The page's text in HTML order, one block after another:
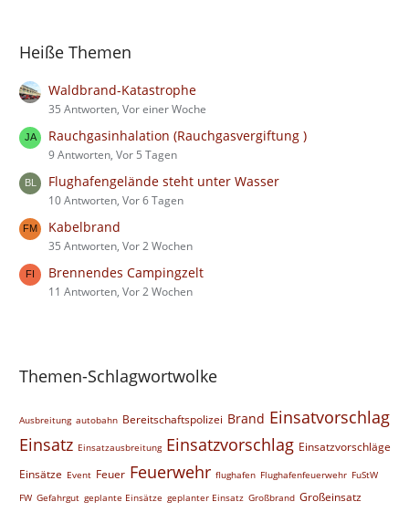
Heiße Themen
Waldbrand-Katastrophe
35 Antworten, Vor einer Woche
Rauchgasinhalation (Rauchgasvergiftung )
9 Antworten, Vor 5 Tagen
Flughafengelände steht unter Wasser
10 Antworten, Vor 6 Tagen
Kabelbrand
35 Antworten, Vor 2 Wochen
Brennendes Campingzelt
11 Antworten, Vor 2 Wochen
Themen-Schlagwortwolke
Ausbreitung autobahn Bereitschaftspolizei Brand Einsatvorschlag
Einsatz Einsatzausbreitung Einsatzvorschlag Einsatzvorschläge
Einsätze Event Feuer Feuerwehr flughafen Flughafenfeuerwehr FuStW
FW Gefahrgut geplante Einsätze geplanter Einsatz Großbrand Großeinsatz